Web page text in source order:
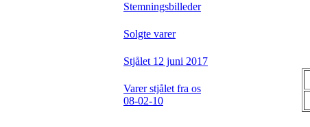
Stemningsbilleder
Solgte varer
Stjålet 12 juni 2017
Varer stjålet fra os
08-02-10